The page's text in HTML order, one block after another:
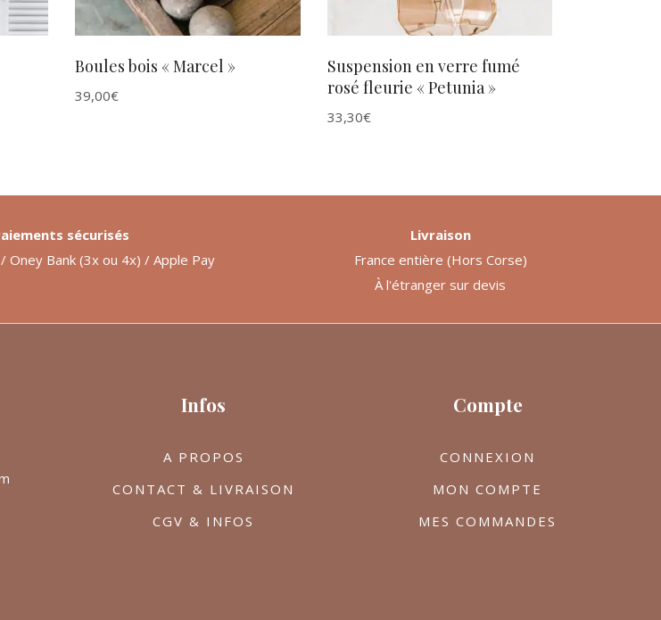
Boules bois « Marcel »
39,00€
Suspension en verre fumé
rosé fleurie « Petunia »
33,30€
Infos
A PROPOS
CONTACT & LIVRAISON
CGV & INFOS
Compte
CONNEXION
MON COMPTE
MES COMMANDES
sécurisés
Oney Bank (3x ou 4x) / Apple Pay
Livraison
France entière (Hors Corse)
À l'étranger sur devis